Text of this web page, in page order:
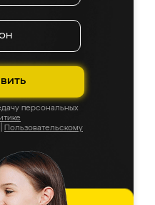
персональных
Пользовательскому